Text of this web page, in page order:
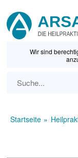
Wir sind
Startseite